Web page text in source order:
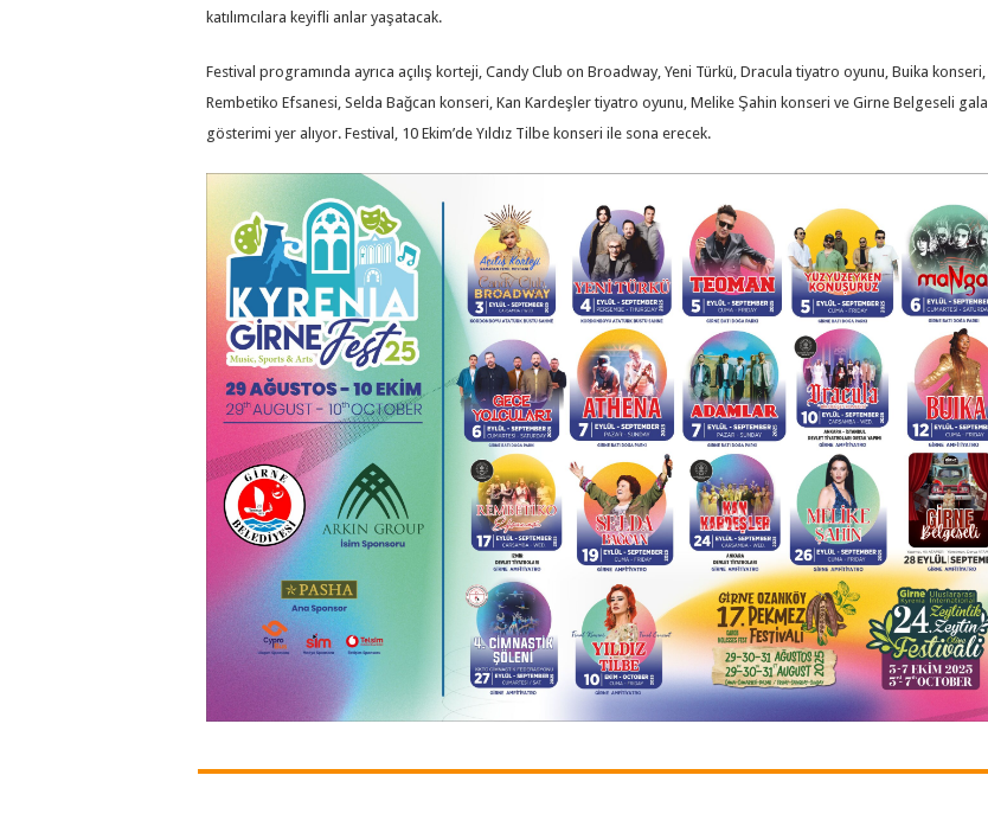
katılımcılara keyifli anlar yaşatacak.
Festival programında ayrıca açılış korteji, Candy Club on Broadway, Yeni Türkü, Dracula tiyatro oyunu, Buika konseri,
Rembetiko Efsanesi, Selda Bağcan konseri, Kan Kardeşler tiyatro oyunu, Melike Şahin konseri ve Girne Belgeseli gala
gösterimi yer alıyor. Festival, 10 Ekim’de Yıldız Tilbe konseri ile sona erecek.